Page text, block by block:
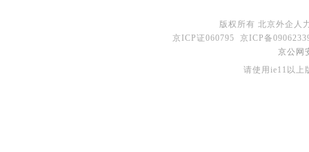
版权所有 北京外企人
京ICP证060795 京ICP备
京公网
请使用ie11以上